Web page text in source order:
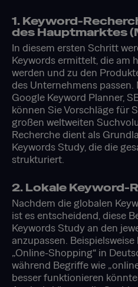
1. Keyword-
des Hauptmarktes
In diesem ersten Schritt
Keywords ermittelt, die am
werden und zu den
des Unternehmens
Google Keyword Planner,
können Sie Vorschläge für
großen weltweiten
Recherche dient als
Keywords Study, die die
strukturiert.
2. Lokale Keyword-
Nachdem die globalen
ist es entscheidend, diese
Keywords Study an den
anzupassen.
„Online-Shopping“ in
während Begriffe wie
besser funktionieren